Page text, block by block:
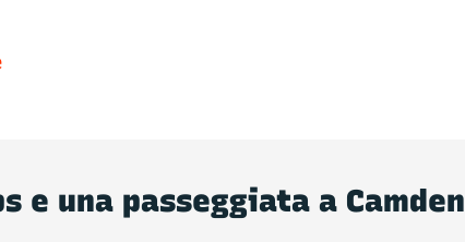
e una passeggiata a Camden